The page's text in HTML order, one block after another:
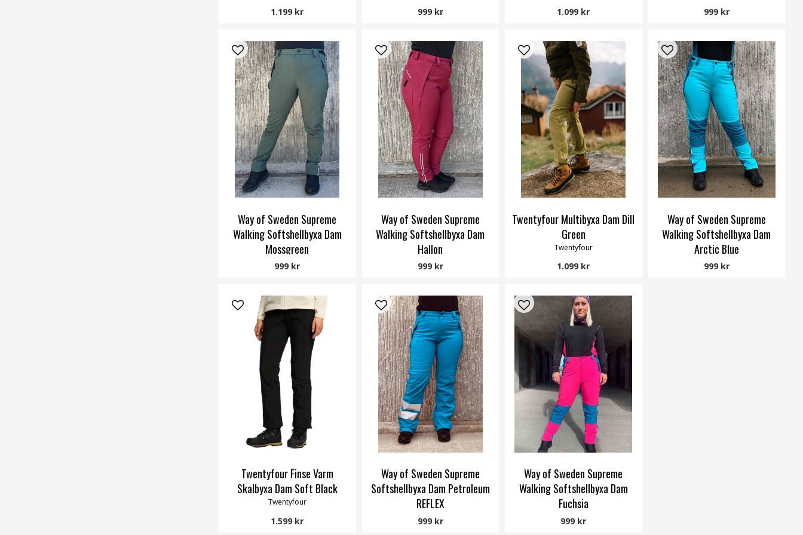
1.199 kr 999 kr 1.099 kr Way of Sweden
999 kr
Way of Sweden Supreme
Walking Softshellbyxa Dam
Mossgreen
Way of Sweden
999 kr
Way of Sweden Supreme
Walking Softshellbyxa Dam
Hallon
Way of Sweden
999 kr
Twentyfour Multibyxa Dam Dill
Green
Twentyfour
1.099 kr
Way of Sweden Supreme
Walking Softshellbyxa Dam
Arctic Blue
Way of Sweden
999 kr
Twentyfour Finse Varm
Skalbyxa Dam Soft Black
Twentyfour
1.599 kr
Way of Sweden Supreme
Softshellbyxa Dam Petroleum
REFLEX
Way of Sweden
999 kr
Way of Sweden Supreme
Walking Softshellbyxa Dam
Fuchsia
Way of Sweden
999 kr